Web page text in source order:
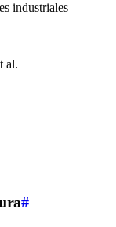
industriales
al.
#